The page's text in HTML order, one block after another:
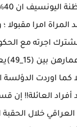
امرا مقبولا
اجرته مع
37%
أفراد العائلة!! إن
خلال